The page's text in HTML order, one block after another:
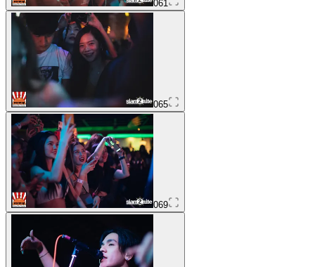
061
065
069